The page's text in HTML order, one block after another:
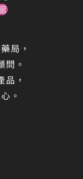
局，
問。
，
。